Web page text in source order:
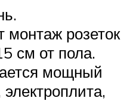
монтаж розеток
см от пола.
мощный